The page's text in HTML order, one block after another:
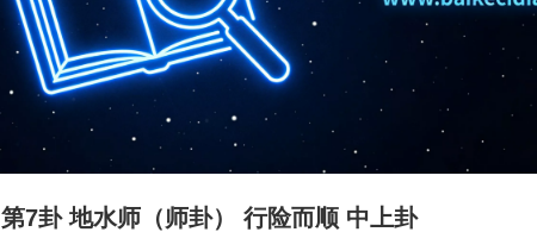
第7卦 地水师（师卦） 行险而顺 中上卦